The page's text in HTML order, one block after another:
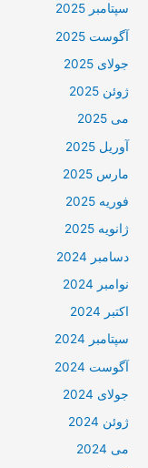
سپتامبر 2025
آگوست 2025
جولای 2025
ژوئن 2025
می 2025
آوریل 2025
مارس 2025
فوریه 2025
ژانویه 2025
دسامبر 2024
نوامبر 2024
اکتبر 2024
سپتامبر 2024
آگوست 2024
جولای 2024
ژوئن 2024
می 2024